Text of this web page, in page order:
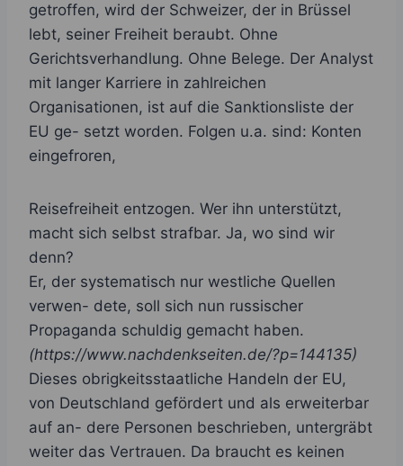
getroffen, wird der Schweizer, der in Brüssel
lebt, seiner Freiheit beraubt. Ohne
Gerichtsverhandlung. Ohne Belege. Der Analyst
mit langer Karriere in zahlreichen
Organisationen, ist auf die Sanktionsliste der
EU ge- setzt worden. Folgen u.a. sind: Konten
eingefroren,
Reisefreiheit entzogen. Wer ihn unterstützt,
macht sich selbst strafbar. Ja, wo sind wir
denn?
Er, der systematisch nur westliche Quellen
verwen- dete, soll sich nun russischer
Propaganda schuldig gemacht haben.
(https://www.nachdenkseiten.de/?p=144135)
Dieses obrigkeitsstaatliche Handeln der EU,
von Deutschland gefördert und als erweiterbar
auf an- dere Personen beschrieben, untergräbt
weiter das Vertrauen. Da braucht es keinen